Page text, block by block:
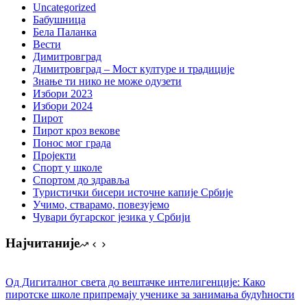
Uncategorized
Бабушница
Бела Паланка
Вести
Димитровград
Димитровград – Мост културе и традиције
Знање ти нико не може одузети
Избори 2023
Избори 2024
Пирот
Пирот кроз векове
Понос мог града
Пројекти
Спорт у школе
Спортом до здравља
Туристички бисери источне капије Србије
Учимо, стварамо, повезујемо
Чувари бугарског језика у Србији
Најчитаније
Од Дигиталног света до вештачке интелигенције: Како
пиротске школе припремају ученике за занимања будућности